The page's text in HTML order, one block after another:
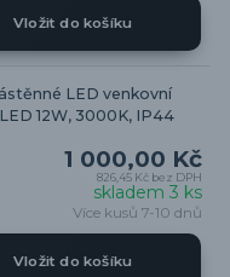
Vložit do košíku
LED venkovní
12W, 3000K, IP44
1 000,00 Kč
826,45 Kč bez DPH
skladem 3 ks
Více kusů 7-10 dnů
Vložit do košíku